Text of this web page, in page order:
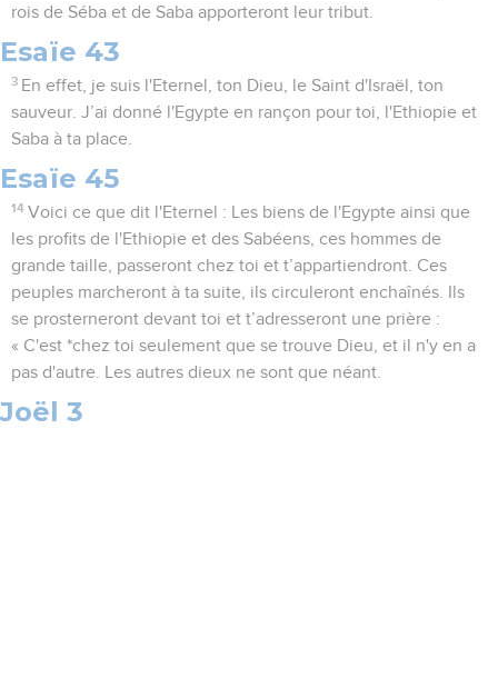
rois de Séba et de Saba apporteront leur tribut.
Esaïe 43
3 En effet, je suis l'Eternel, ton Dieu, le Saint d'Israël, ton
sauveur. J’ai donné l'Egypte en rançon pour toi, l'Ethiopie et
Saba à ta place.
Esaïe 45
14 Voici ce que dit l'Eternel : Les biens de l'Egypte ainsi que
les profits de l'Ethiopie et des Sabéens, ces hommes de
grande taille, passeront chez toi et t’appartiendront. Ces
peuples marcheront à ta suite, ils circuleront enchaînés. Ils
se prosterneront devant toi et t’adresseront une prière :
« C'est *chez toi seulement que se trouve Dieu, et il n'y en a
pas d'autre. Les autres dieux ne sont que néant.
Joël 3